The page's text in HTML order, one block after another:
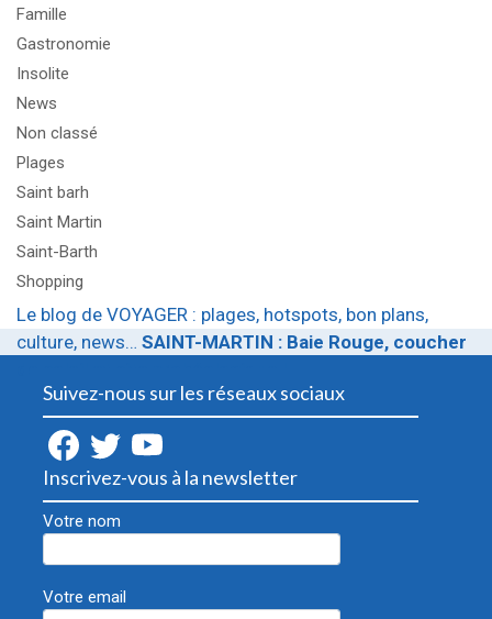
Famille
Gastronomie
Insolite
News
Non classé
Plages
Saint barh
Saint Martin
Saint-Barth
Shopping
Le blog de VOYAGER : plages, hotspots, bon plans,
culture, news… SAINT-MARTIN : Baie Rouge, coucher
Suivez-nous sur les réseaux sociaux
Inscrivez-vous à la newsletter
Votre nom
Votre email